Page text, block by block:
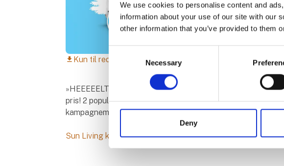
We use cookies to personalise content and
information about your use of our site with our
other information that you’ve provided to them
Selection
Necessary
Deny
download Kun til redaktionelt brug
»HEEEEELT HEN I SKOVEN« udstyret kampagnemodel til
pris! 2 populære indretninger... Én pris... Frit valg. Men vent
kampagnemodellen sælges kun i begrænset antal...
Sun Living kampagne